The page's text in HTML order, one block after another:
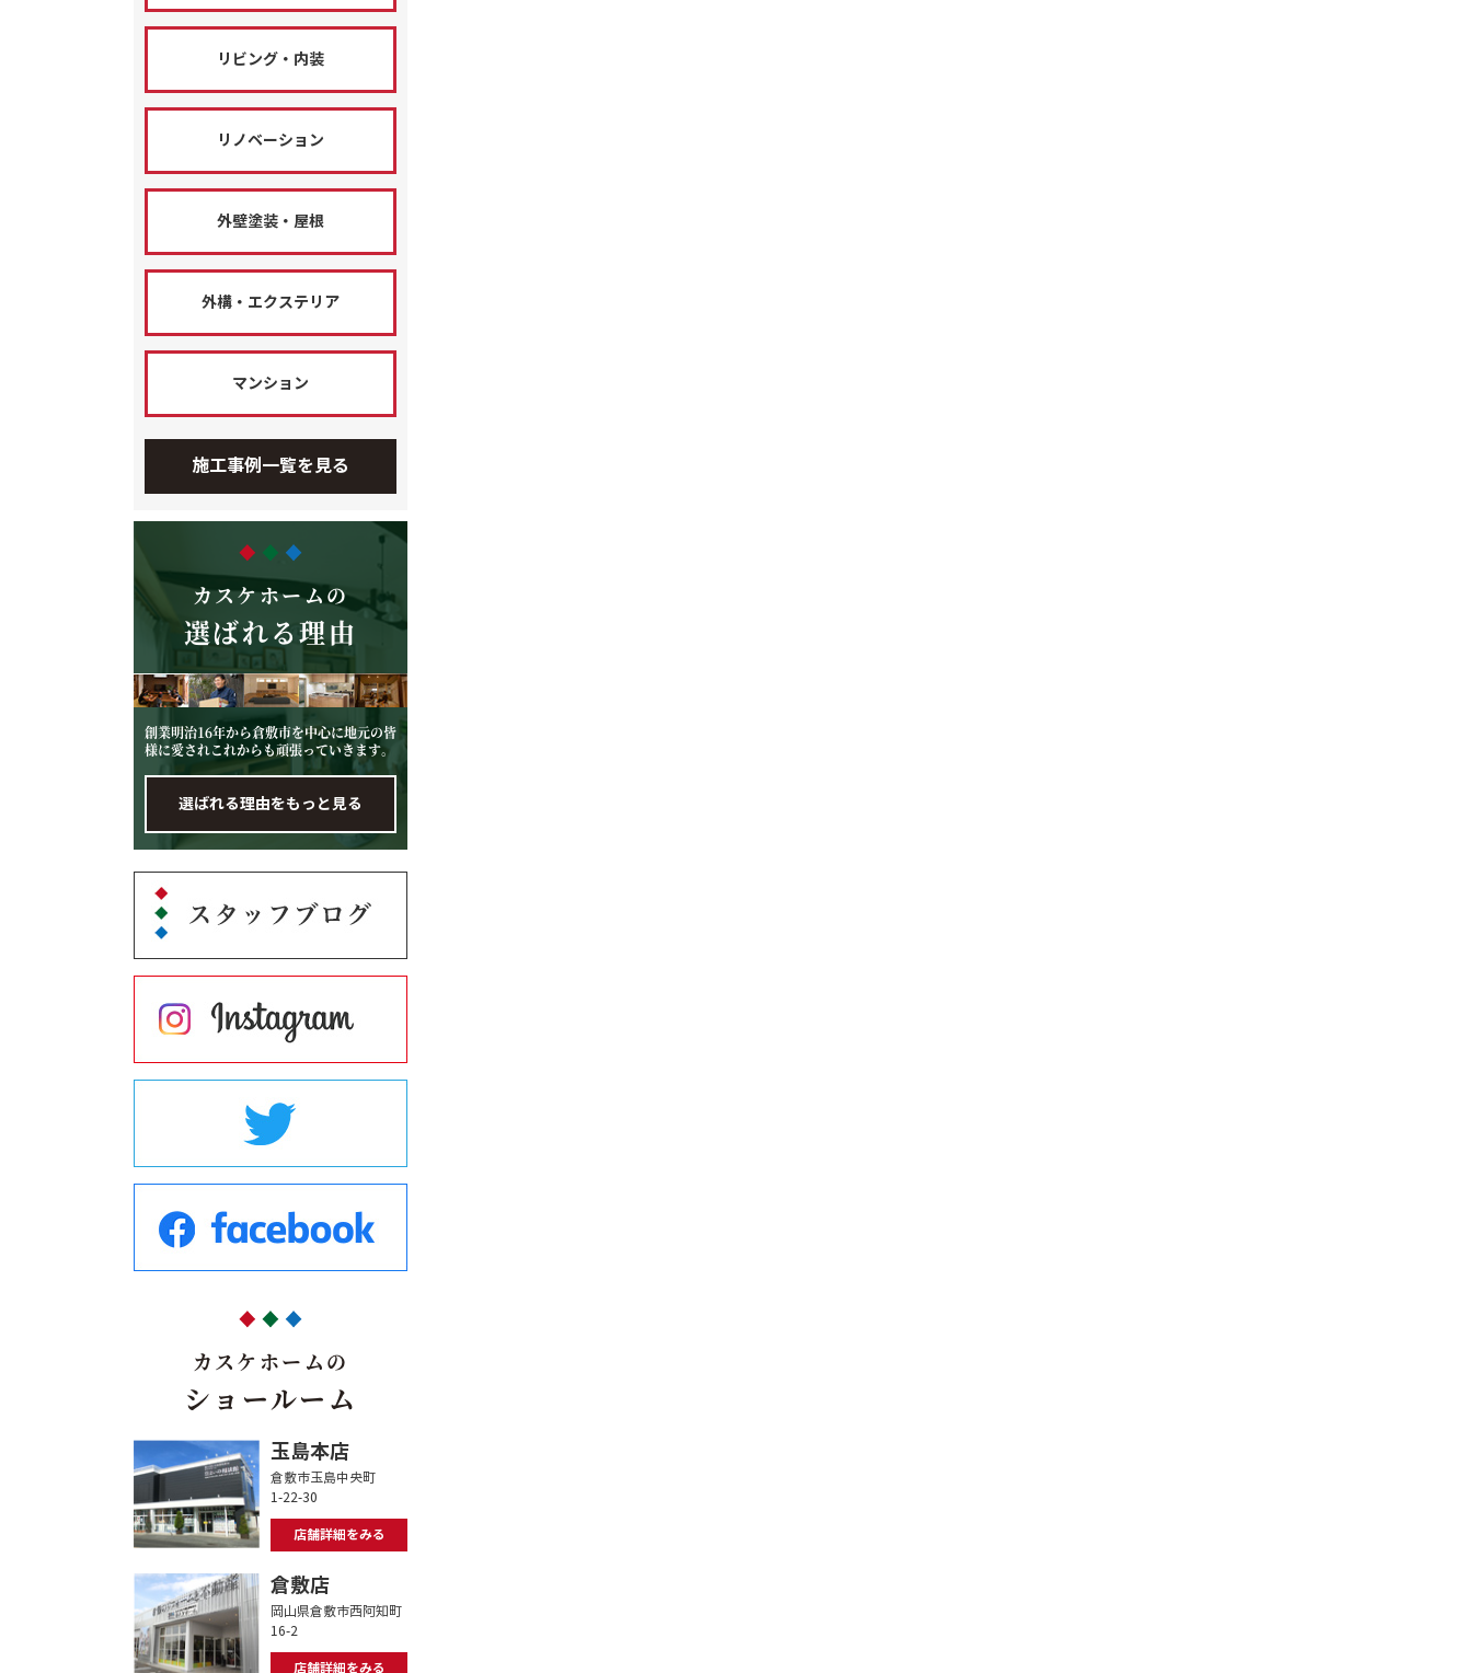
リビング・内装
リノベーション
外壁塗装・屋根
外構・エクステリア
マンション
施工事例一覧を見る
カスケホームの
選ばれる理由
創業明治16年から倉敷市を中心に地元の皆
様に愛されこれからも頑張っていきます。
選ばれる理由をもっと見る
カスケホームの
ショールーム
玉島本店
倉敷市玉島中央町
1-22-30
店舗詳細をみる
倉敷店
岡山県倉敷市西阿知町
16-2
店舗詳細をみる